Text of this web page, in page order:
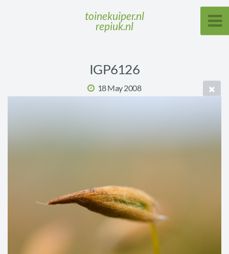
toinekuiper.nl
repiuk.nl
IGP6126
18 May 2008